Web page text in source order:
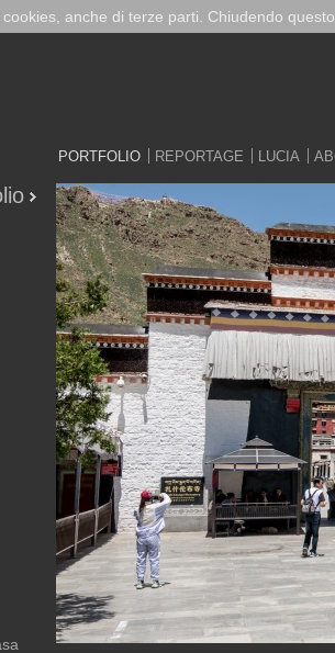
anche di terze parti. Chiudendo
PORTFOLIO REPORTAGE LUCIA